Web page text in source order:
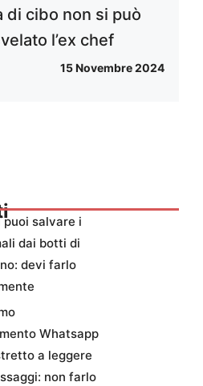
di cibo non si può
l’ex chef
15 Novembre 2024
puoi salvare i
dai botti di
devi farlo
Whatsapp
a leggere
non farlo